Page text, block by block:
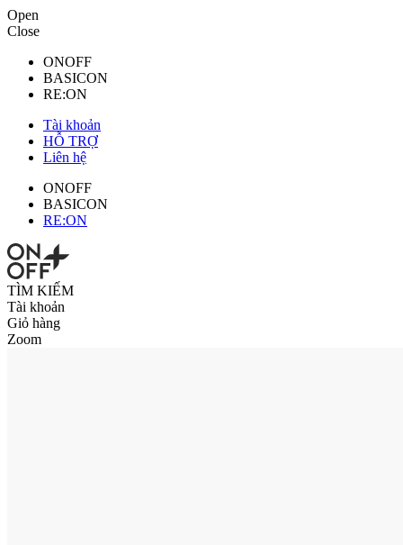
Open
Close
ONOFF
BASICON
RE:ON
Tài khoản
HỖ TRỢ
Liên hệ
ONOFF
BASICON
RE:ON
TÌM KIẾM
Tài khoản
Giỏ hàng
Zoom